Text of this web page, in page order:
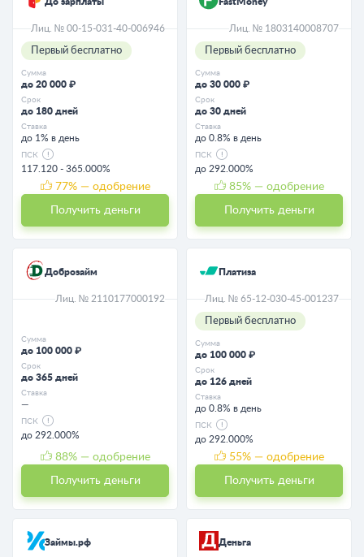
Лиц. № 00-15-031-40-006946
Первый бесплатно
Сумма
до 20 000 ₽
Срок
до 180 дней
Ставка
до 1% в день
ПСК
117.120 - 365.000%
77% — одобрение
Получить деньги
Лиц. № 1803140008707
Первый бесплатно
Сумма
до 30 000 ₽
Срок
до 30 дней
Ставка
до 0.8% в день
ПСК
до 292.000%
85% — одобрение
Получить деньги
Доброзайм
Лиц. № 2110177000192
Сумма
до 100 000 ₽
Срок
до 365 дней
Ставка
—
ПСК
до 292.000%
88% — одобрение
Получить деньги
Платиза
Лиц. № 65-12-030-45-001237
Первый бесплатно
Сумма
до 100 000 ₽
Срок
до 126 дней
Ставка
до 0.8% в день
ПСК
до 292.000%
55% — одобрение
Получить деньги
Займы.рф Деньга